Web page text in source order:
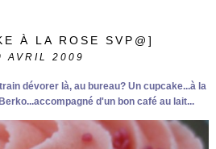
À LA ROSE SVP@]
AVRIL 2009
dévorer là, au bureau? Un cupcake...à la
d'un bon café au lait...